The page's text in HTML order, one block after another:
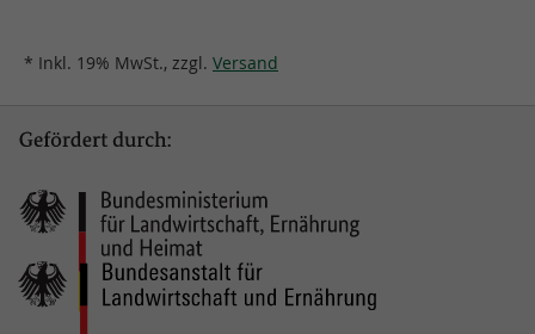
* Inkl. 19% MwSt., zzgl. Versand